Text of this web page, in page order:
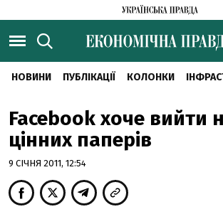
НОВИНИ ПУБЛІКАЦІЇ КОЛОНКИ
Facebook хоче вийти
цінних паперів
9 СІЧНЯ 2011, 12:54